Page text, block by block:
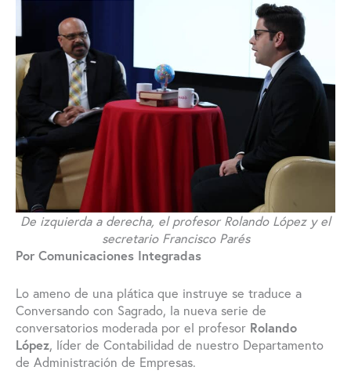
De izquierda a derecha, el profesor Rolando López y el
secretario Francisco Parés
Por Comunicaciones Integradas
Lo ameno de una plática que instruye se traduce a
Conversando con Sagrado, la nueva serie de
conversatorios moderada por el profesor Rolando
López, líder de Contabilidad de nuestro Departamento
de Administración de Empresas.